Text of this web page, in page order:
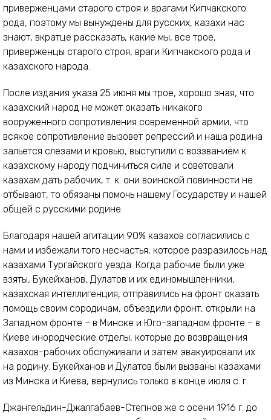
приверженцами старого строя и врагами Кипчакского
рода, поэтому мы вынуждены для русских, казахи нас
знают, вкратце рассказать, какие мы, все трое,
приверженцы старого строя, враги Кипчакского рода и
казахского народа.
После издания указа 25 июня мы трое, хорошо зная, что
казахский народ не может оказать никакого
вооруженного сопротивления современной армии, что
всякое сопротивление вызовет репрессий и наша родина
зальется слезами и кровью, выступили с воззванием к
казахскому народу подчиниться силе и советовали
казахам дать рабочих, т. к. они воинской повинности не
отбывают, то обязаны помочь нашему Государству и нашей
общей с русскими родине.
Благодаря нашей агитации 90% казахов согласились с
нами и избежали того несчастья, которое разразилось над
казахами Тургайского уезда. Когда рабочие были уже
взяты, Букейханов, Дулатов и их единомышленники,
казахская интеллигенция, отправились на фронт оказать
помощь своим сородичам, объездили фронт, открыли на
Западном фронте – в Минске и Юго-западном фронте – в
Киеве инородческие отделы, которые до возвращения
казахов-рабочих обслуживали и затем эвакуировали их
на родину. Букейханов и Дулатов были вызваны казахами
из Минска и Киева, вернулись только в конце июля с. г.
Джангельдин-Джалгабаев-Степнов же с осени 1916 г. до